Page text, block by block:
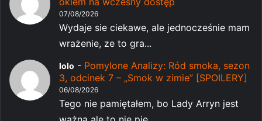
07/08/2026
Wydaje sie ciekawe, ale jednocześnie mam
wrażenie, ze to gra...
lolo - Pomylone Analizy: Ród smoka, sezon
3, odcinek 7 – „Smok w zimie” [SPOILERY]
06/08/2026
Tego nie pamiętałem, bo Lady Arryn jest